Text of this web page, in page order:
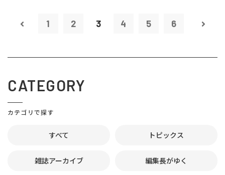
1 2 3 4 5 6
CATEGORY
カテゴリで探す
すべて トピックス
雑誌アーカイブ 編集長がゆく